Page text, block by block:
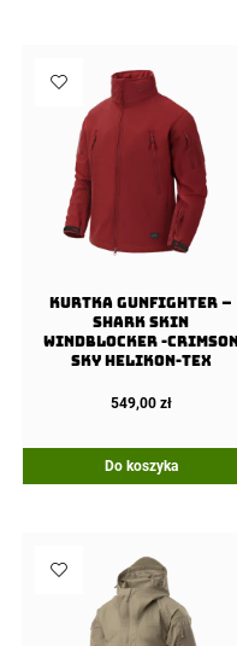
Kurtka GUNFIGHTER –
Shark Skin
Windblocker -Crimson
Sky Helikon-Tex
549,00 zł
Do koszyka